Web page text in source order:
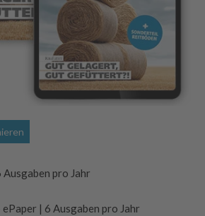
pro Jahr
| 6 Ausgaben pro Jahr